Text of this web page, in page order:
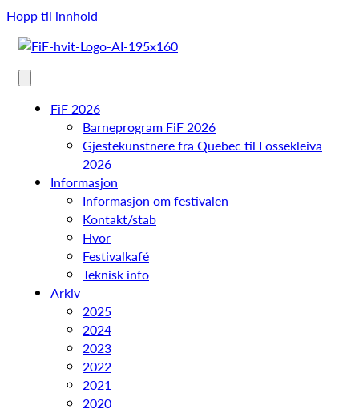
Hopp til innhold
FiF 2026
Barneprogram FiF 2026
Gjestekunstnere fra Quebec til Fossekleiva
2026
Informasjon
Informasjon om festivalen
Kontakt/stab
Hvor
Festivalkafé
Teknisk info
Arkiv
2025
2024
2023
2022
2021
2020